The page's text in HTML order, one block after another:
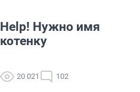
Help! Нужно имя
котенку
20 021 102